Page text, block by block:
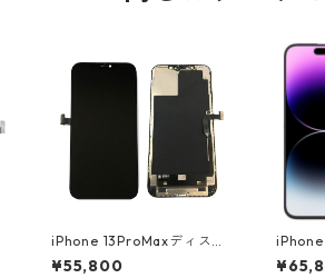
​iPhone 13ProMaxディスプ
レイ
¥55,800
​iPhone
レイ